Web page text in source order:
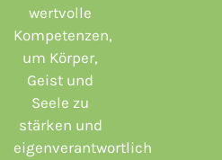
wertvolle
Kompetenzen,
um Körper,
Geist und
Seele zu
stärken und
eigenverantwortlich